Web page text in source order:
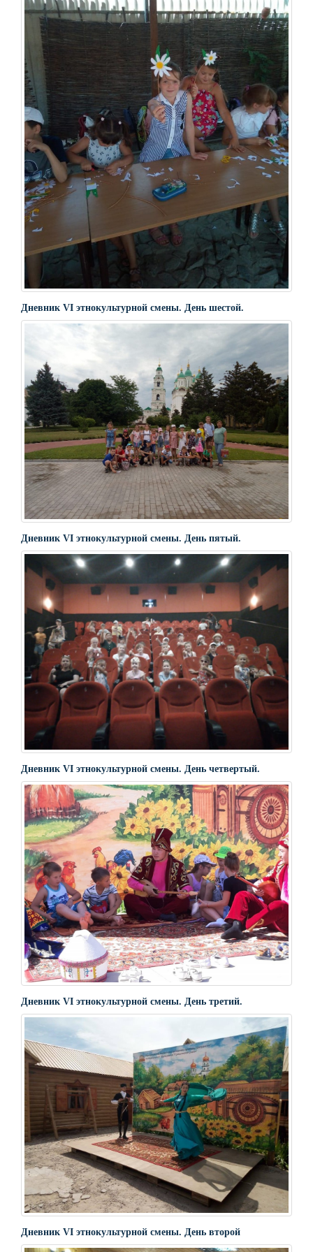
Дневник VI этнокультурной смены. День шестой.
Дневник VI этнокультурной смены. День пятый.
Дневник VI этнокультурной смены. День четвертый.
Дневник VI этнокультурной смены. День третий.
Дневник VI этнокультурной смены. День второй